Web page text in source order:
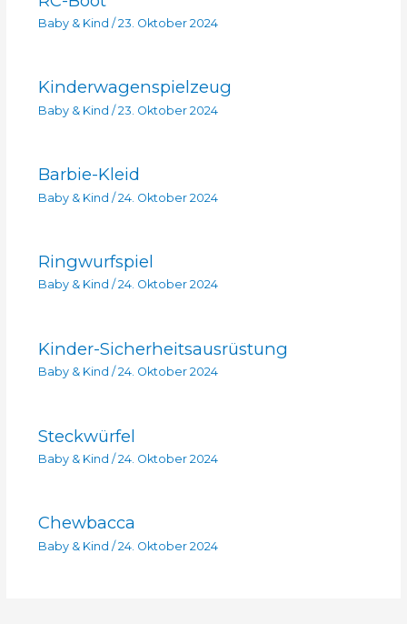
Baby & Kind / 23. Oktober 2024
Kinderwagenspielzeug
Baby & Kind /23. Oktober 2024
Barbie-Kleid
Baby & Kind /24. Oktober 2024
Ringwurfspiel
Baby & Kind / 24. Oktober 2024
Kinder-Sicherheitsausrüstung
Baby & Kind / 24. Oktober 2024
Steckwürfel
Baby & Kind / 24. Oktober 2024
Chewbacca
Baby & Kind / 24. Oktober 2024